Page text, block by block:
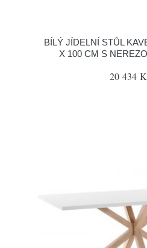
BÍLÝ JÍDELNÍ STŮL
X 100 CM S
20 434